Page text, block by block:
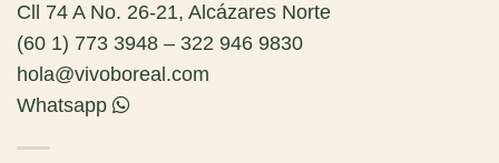
Cll 74 A No. 26-21, Alcázares Norte
(60 1) 773 3948 – 322 946 9830
hola@vivoboreal.com
Whatsapp